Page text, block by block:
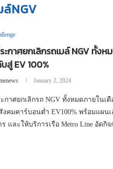
NGV
ะกาศยกเลิกรถเมล์ NGV ทั้ง
สู่ EV 100%
January 2, 2024
กาศยกเลิกรถ NGV ทั้งหมดภายในเ
งคมคาร์บอนต่ำ EV100% พร้อมแผน
ร และให้บริการเรือ Metro Line อัดกิ